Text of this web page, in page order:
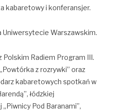
kabaretowy i konferansjer.
Uniwersytecie Warszawskim.
Polskim Radiem Program III.
z rozrywki” oraz
kabaretowych spotkań w
łódzkiej
Pod Baranami”,